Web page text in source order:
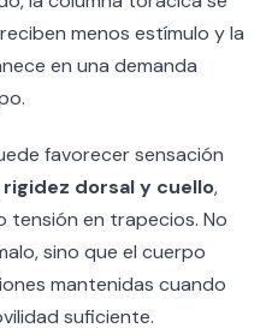
menos estímulo y la
en una demanda
favorecer sensación
rigidez dorsal y cuello,
en trapecios. No
sino que el cuerpo
mantenidas cuando
suficiente.